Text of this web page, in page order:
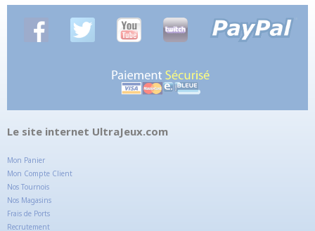
Le site internet UltraJeux.com
Mon Panier
Mon Compte Client
Nos Tournois
Nos Magasins
Frais de Ports
Recrutement